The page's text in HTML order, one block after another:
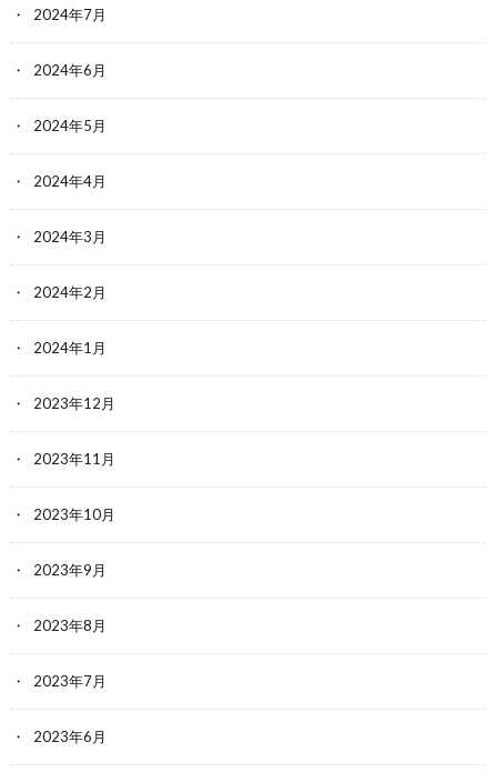
2024年7月
2024年6月
2024年5月
2024年4月
2024年3月
2024年2月
2024年1月
2023年12月
2023年11月
2023年10月
2023年9月
2023年8月
2023年7月
2023年6月